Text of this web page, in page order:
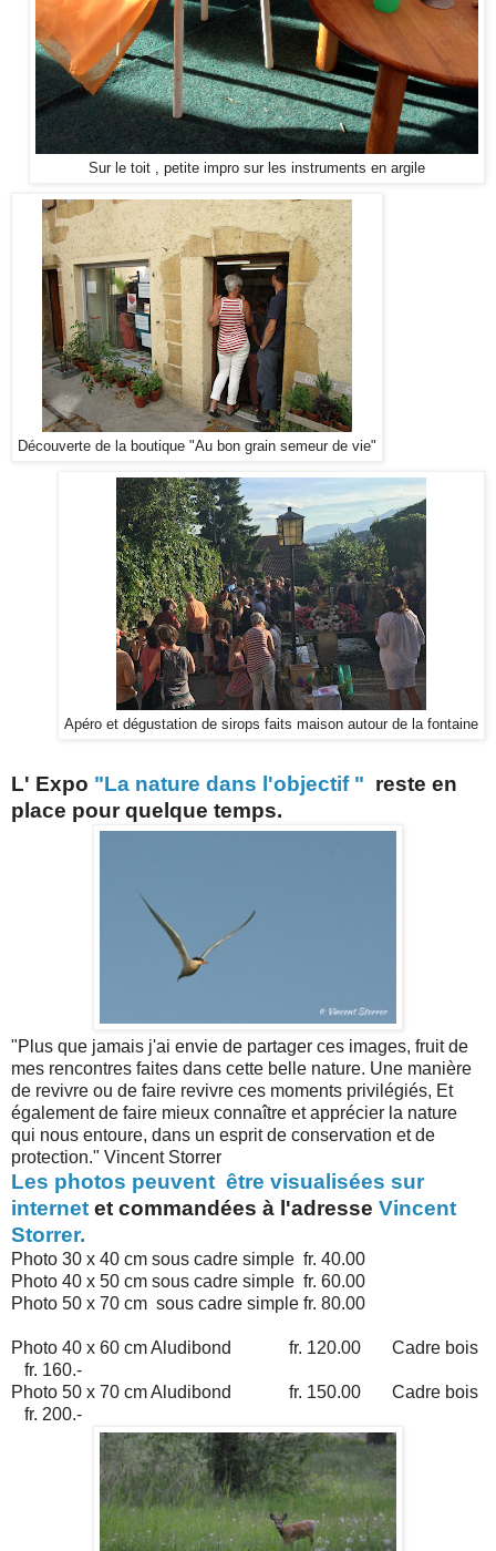
Sur le toit , petite impro sur les instruments en argile
Découverte de la boutique "Au bon grain semeur de vie"
Apéro et dégustation de sirops faits maison autour de la fontaine
L' Expo "La nature dans l'objectif " reste en
place pour quelque temps.
"Plus que jamais j'ai envie de partager ces images, fruit de
mes rencontres faites dans cette belle nature. Une manière
de revivre ou de faire revivre ces moments privilégiés, Et
également de faire mieux connaître et apprécier la nature
qui nous entoure, dans un esprit de conservation et de
protection." Vincent Storrer
Les photos peuvent être visualisées sur
internet et commandées à l'adresse Vincent
Storrer.
Photo 30 x 40 cm sous cadre simple fr. 40.00
Photo 40 x 50 cm sous cadre simple fr. 60.00
Photo 50 x 70 cm sous cadre simple fr. 80.00
Photo 40 x 60 cm Aludibond fr. 120.00 Cadre bois
fr. 160.-
Photo 50 x 70 cm Aludibond fr. 150.00 Cadre bois
fr. 200.-